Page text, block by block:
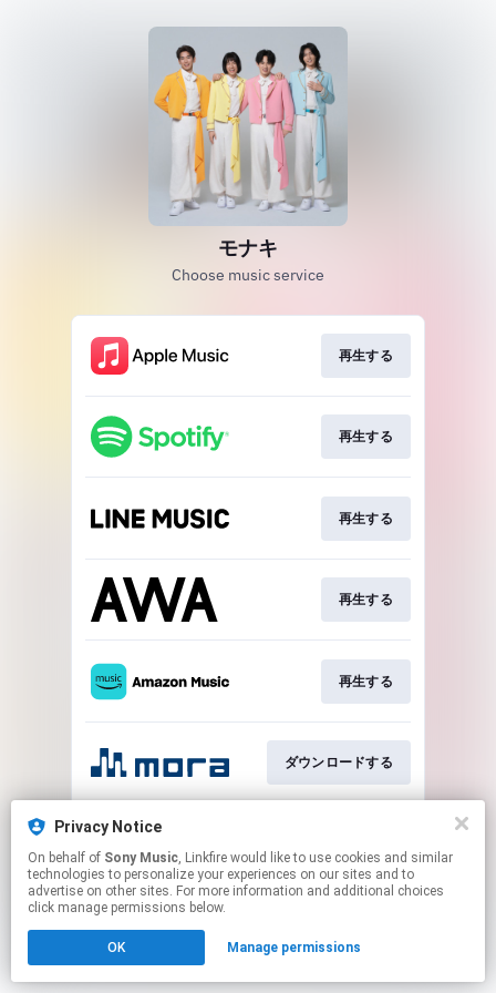
Privacy Notice
On behalf of Sony Music, Linkfire would like to use cookies and similar
technologies to personalize your experiences on our sites and to
advertise on other sites. For more information and additional choices
click manage permissions below.
OK Manage permissions
モナキ
Choose music service
再生する
再生する
再生する
再生する
再生する
ダウンロードする
This page may contain affiliate links.
to manage your permissions.